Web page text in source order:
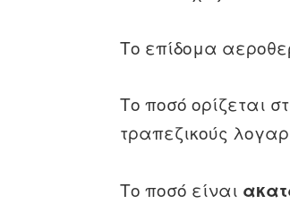
Το επίδομα
Το ποσό ορίζεται
τραπεζικούς
Το ποσό είναι